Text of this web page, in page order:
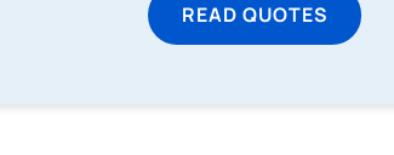
READ QUOTES